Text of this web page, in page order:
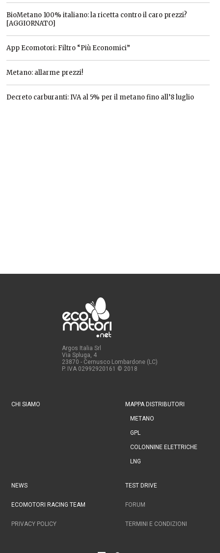
BioMetano 100% italiano: la ricetta contro il caro prezzi?
[AGGIORNATO]
App Ecomotori: Filtro “Più Economici”
Metano: allarme prezzi!
Decreto carburanti: IVA al 5% per il metano fino all’8 luglio
Argos Italia Srl
Via Spluga, 4
23870 - Cernusco Lombardone (LC)
P. IVA 02992920161 © 2018
CHI SIAMO MAPPA DISTRIBUTORI
METANO
GPL
COLONNINE ELETTRICHE
LNG
NEWS TEST DRIVE
ECOMOTORI RACING TEAM FORUM
PRIVACY POLICY TERMINI E CONDIZIONI